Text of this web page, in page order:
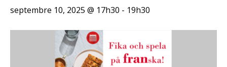
septembre 10, 2025 @ 17h30 - 19h30